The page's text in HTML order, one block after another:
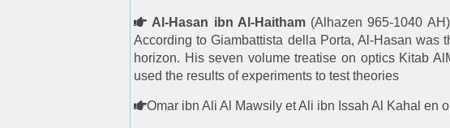
Al-Hasan ibn Al-Haitham(Alhazen 965-1040
According to Giambattista della Porta, Al-Hasan
horizon. His seven volume treatise on optics Kitab
used the results of experiments to test theories
Omar ibn Ali Al Mawsily et Ali ibn Issah Al Kahal en